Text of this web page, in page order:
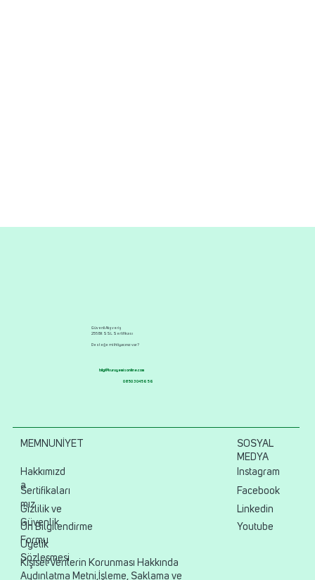
Güvenli Alışveriş
256 Bit SSL Sertifikası
Desteğe mi ihtiyacınız var?
bilgi@kuruyemisonline.com
0850 304 56 56
Hakkımızd
a
Sertifikaları
mız
MEMNUNİYET
Gizlilik ve
Güvenlik
Ön Bilgilendirme
Formu
Üyelik
Sözleşmesi
Kişisel Verilerin Korunması Hakkında
Aydınlatma Metni,İşleme, Saklama ve
SOSYAL
MEDYA
Instagram
Facebook
Linkedin
Youtube